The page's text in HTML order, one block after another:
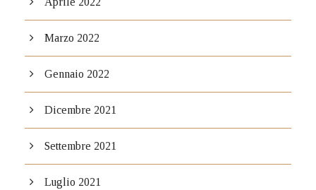
Marzo 2022
Gennaio 2022
Dicembre 2021
Settembre 2021
Luglio 2021